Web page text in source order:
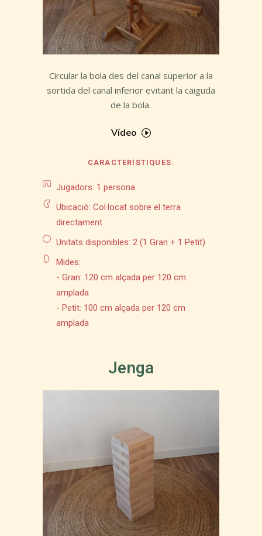
Circular la bola des del canal superior a la
sortida del canal inferior evitant la caiguda
de la bola.
Vídeo
CARACTERÍSTIQUES:
Jugadors: 1 persona
Ubicació: Col·locat sobre el terra
directament
Unitats disponibles: 2 (1 Gran + 1 Petit)
Mides:
- Gran: 120 cm alçada per 120 cm
amplada
- Petit: 100 cm alçada per 120 cm
amplada
Jenga